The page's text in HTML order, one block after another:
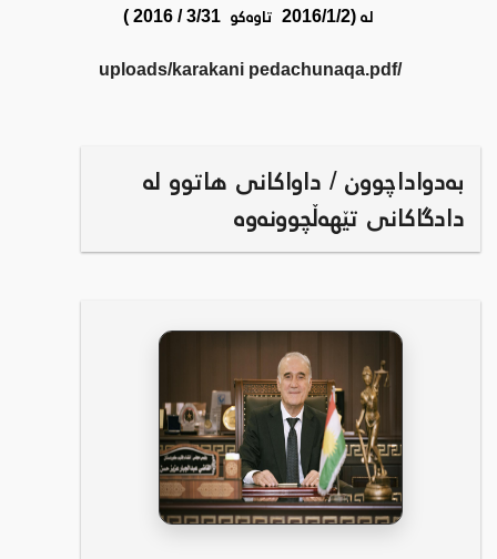
له‌ (2016/1/2 تاوه‌كو 3/31 / 2016 )
/uploads/karakani pedachunaqa.pdf
بەدواداچوون / داواکانی هاتوو لە
دادگاکانی تێهەڵچوونەوە